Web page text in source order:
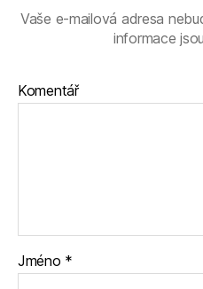
Vaše e-mailová adresa
informace
Komentář
Jméno *